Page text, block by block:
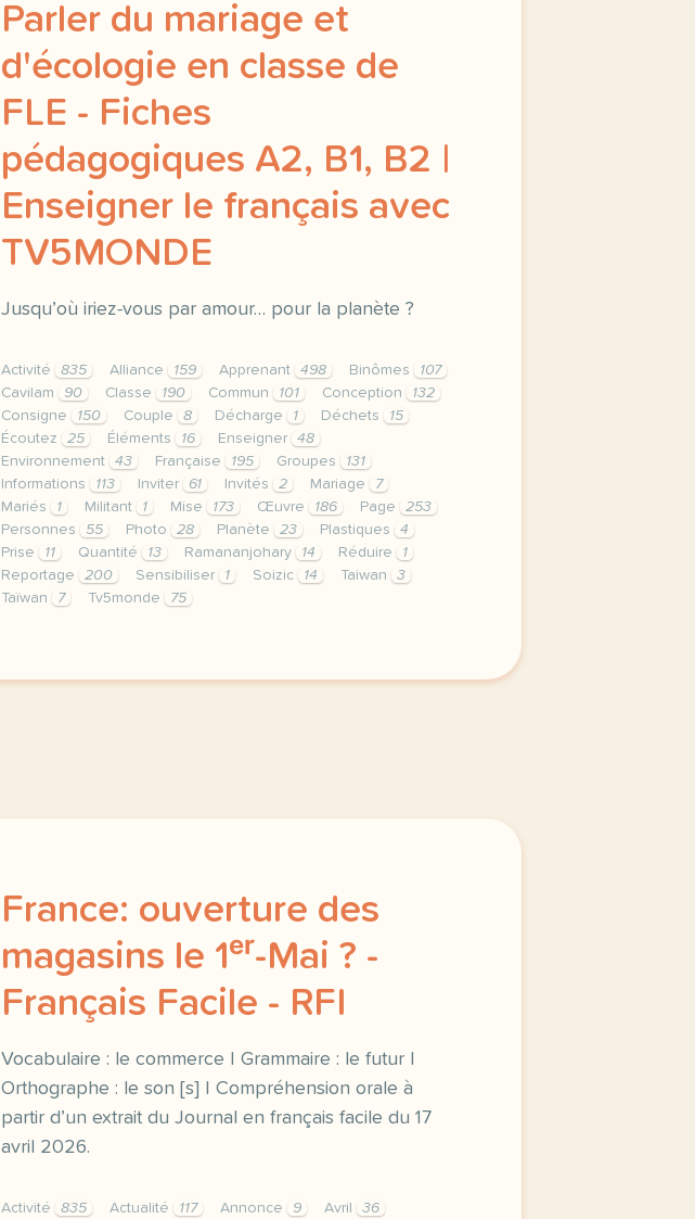
Parler du mariage et
d'écologie en classe de
FLE - Fiches
pédagogiques A2, B1, B2 |
Enseigner le français avec
TV5MONDE
Jusqu’où iriez-vous par amour… pour la planète ?
Activité 835 Alliance 159 Apprenant 498 Binômes
107
Cavilam
90 Classe 190 Commun 101 Conception
132
Consigne
150 Couple 8 Décharge 1 Déchets
15
Écoutez
25 Éléments 16 Enseigner
48
Environnement
43 Française 195 Groupes
131
Informations
113 Inviter 61 Invités 2 Mariage
7
Mariés
1 Militant 1 Mise 173 Œuvre 186 Page
253
Personnes
55 Photo 28 Planète 23 Plastiques
4
Prise
11 Quantité 13 Ramananjohary 14 Réduire
1
Reportage
200 Sensibiliser 1 Soizic 14 Taiwan
3
Taïwan
7 Tv5monde 75
France: ouverture des
magasins le 1ᵉʳ-Mai ? -
Français Facile - RFI
Vocabulaire : le commerce | Grammaire : le futur |
Orthographe : le son [s] | Compréhension orale à
partir d’un extrait du Journal en français facile du 17
avril 2026.
Activité 835 Actualité 117 Annonce 9 Avril 36